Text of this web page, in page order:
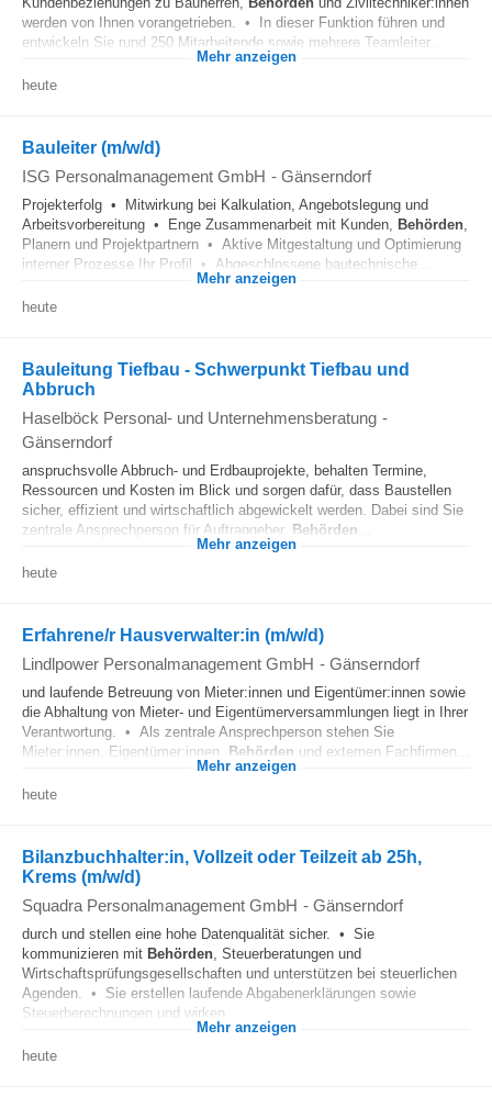
werden von Ihnen vorangetrieben. • In dieser Funktion führen und
entwickeln Sie rund 250 Mitarbeitende sowie mehrere Teamleiter...
Mehr anzeigen
heute
Bauleiter (m/w/d)
ISG Personalmanagement GmbH - Gänserndorf
Projekterfolg • Mitwirkung bei Kalkulation, Angebotslegung und
Arbeitsvorbereitung • Enge Zusammenarbeit mit Kunden, Behörden,
Planern und Projektpartnern • Aktive Mitgestaltung und Optimierung
interner Prozesse Ihr Profil • Abgeschlossene bautechnische...
Mehr anzeigen
heute
Bauleitung Tiefbau - Schwerpunkt Tiefbau und
Abbruch
Haselböck Personal- und Unternehmensberatung -
Gänserndorf
anspruchsvolle Abbruch- und Erdbauprojekte, behalten Termine,
Ressourcen und Kosten im Blick und sorgen dafür, dass Baustellen
sicher, effizient und wirtschaftlich abgewickelt werden. Dabei sind Sie
zentrale Ansprechperson für Auftraggeber, Behörden
Mehr anzeigen
heute
Erfahrene/r Hausverwalter:in (m/w/d)
Lindlpower Personalmanagement GmbH - Gänserndorf
und laufende Betreuung von Mieter:innen und Eigentümer:innen sowie
die Abhaltung von Mieter- und Eigentümerversammlungen liegt in Ihrer
Verantwortung. • Als zentrale Ansprechperson stehen Sie
Mieter:innen, Eigentümer:innen, Behörden und externen Fachfirmen...
Mehr anzeigen
heute
Bilanzbuchhalter:in, Vollzeit oder Teilzeit ab 25h,
Krems (m/w/d)
Squadra Personalmanagement GmbH - Gänserndorf
durch und stellen eine hohe Datenqualität sicher. • Sie
kommunizieren mit Behörden, Steuerberatungen und
Wirtschaftsprüfungsgesellschaften und unterstützen bei steuerlichen
Agenden. • Sie erstellen laufende Abgabenerklärungen sowie
Steuerberechnungen und wirken...
Mehr anzeigen
heute